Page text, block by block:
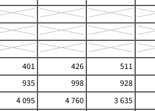
401 426 511
935 998 928
4 095 4 760 3 635